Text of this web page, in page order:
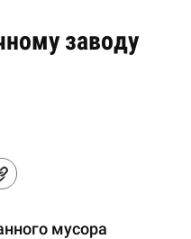
заводу
мусора